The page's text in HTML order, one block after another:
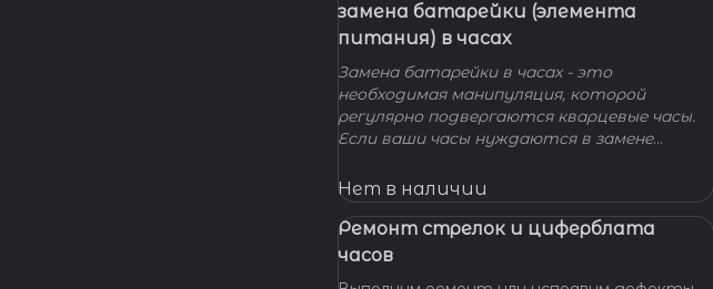
замена батарейки (элемента
питания) в часах
Замена батарейки в часах - это
необходимая манипуляция, которой
регулярно подвергаются кварцевые часы.
Если ваши часы нуждаются в замене
нашу мастерскую! Наши мастера с
удовольствием помогут вам решить
вашу проблему и произведут замену
батарейки профессионально, быстро,
Нет в наличии
Ремонт стрелок и циферблата
часов